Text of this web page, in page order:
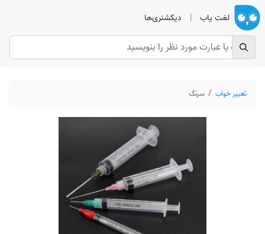
لغت یاب | دیکشنری‌ها
تعبیر خواب سرنگ